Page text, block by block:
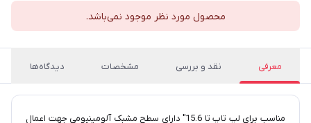
محصول مورد نظر موجود نمی‌باشد.
معرفی نقد و بررسی مشخصات دیدگاه‌ها
مناسب برای لپ تاپ تا 15.6" دارای سطح مشبک آلومینیومی جهت اعمال